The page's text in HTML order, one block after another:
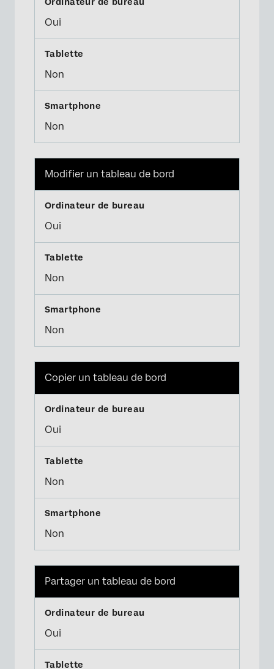
Oui
Non
Non
Modifier un tableau de bord
Oui
Non
Non
Copier un tableau de bord
Oui
Non
Non
Partager un tableau de bord
Oui